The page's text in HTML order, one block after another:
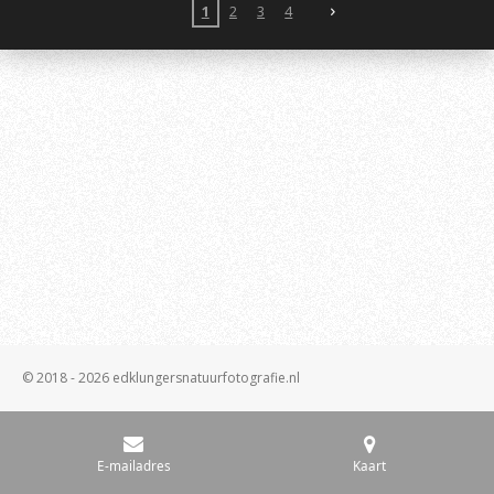
1 2 3 4
© 2018 - 2026 edklungersnatuurfotografie.nl
E-mailadres Kaart